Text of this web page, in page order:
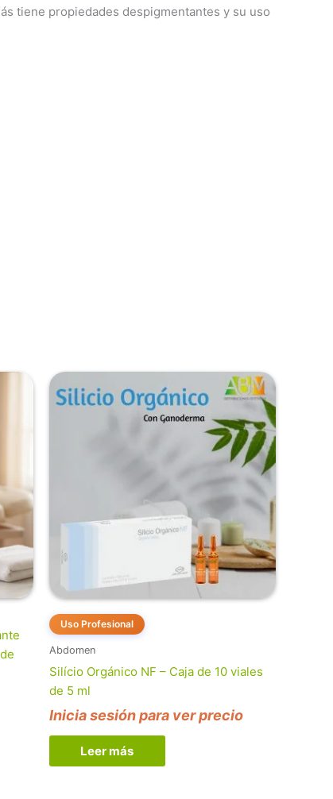
tiene propiedades despigmentantes y su uso
Uso Profesional
Abdomen
Silício Orgánico NF – Caja de 10 viales
de 5 ml
Inicia sesión para ver precio
Leer más